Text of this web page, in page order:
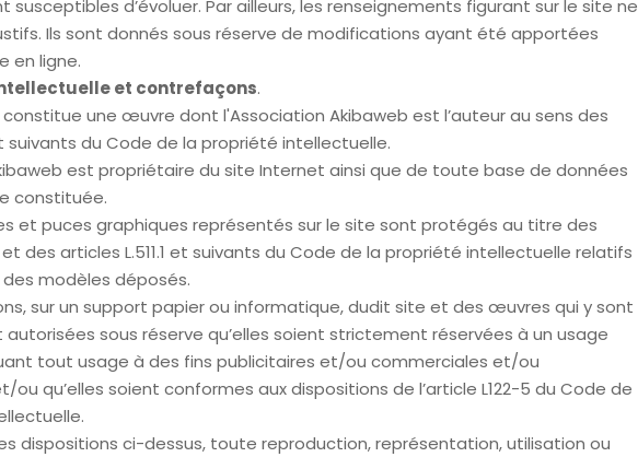
susceptibles d’évoluer. Par ailleurs, les renseignements figurant sur le site ne
Ils sont donnés sous réserve de modifications ayant été apportées
en ligne.
et contrefaçons.
une œuvre dont l'Association Akibaweb est l’auteur au sens des
et suivants du Code de la propriété intellectuelle.
est propriétaire du site Internet ainsi que de toute base de données
constituée.
et puces graphiques représentés sur le site sont protégés au titre des
des articles L.511.1 et suivants du Code de la propriété intellectuelle relatifs
modèles déposés.
sur un support papier ou informatique, dudit site et des œuvres qui y sont
sous réserve qu’elles soient strictement réservées à un usage
tout usage à des fins publicitaires et/ou commerciales et/ou
ou qu’elles soient conformes aux dispositions de l’article L122-5 du Code de
dispositions ci-dessus, toute reproduction, représentation, utilisation ou